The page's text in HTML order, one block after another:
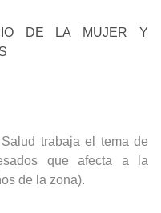
DE LA MUJER Y
trabaja el tema de
que afecta a la
de la zona).